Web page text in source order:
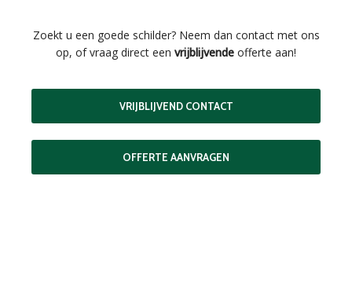
Zoekt u een goede schilder? Neem dan contact met ons
op, of vraag direct een vrijblijvende offerte aan!
VRIJBLIJVEND CONTACT
OFFERTE AANVRAGEN